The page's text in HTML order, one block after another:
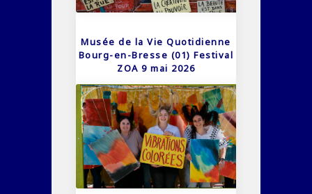
Musée de la Vie Quotidienne
Bourg-en-Bresse (01) Festival
ZOA 9 mai 2026